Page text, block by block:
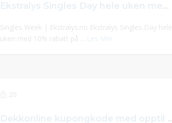
Singles Week | Ekstralys.no Ekstralys Singles Day hele
uken med 10% rabatt på ...
20